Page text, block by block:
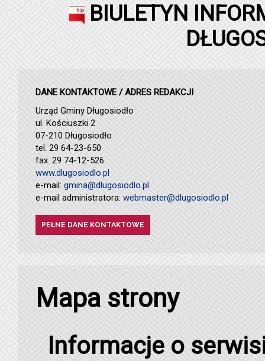
BIULETYN
DANE KONTAKTOWE / ADRES REDAKCJI
Urząd Gminy Długosiodło
ul. Kościuszki 2
07-210 Długosiodło
tel. 29 64-23-650
fax. 29 74-12-526
www.dlugosiodlo.pl
e-mail: gmina@dlugosiodlo.pl
e-mail administratora: webmaster@dlugosiodlo.pl
PEŁNE DANE KONTAKTOWE
Mapa strony
Informacje o